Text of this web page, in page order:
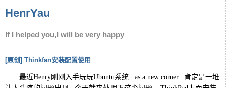
HenrYau
If I helped you,I will be very happy
[原创] Thinkfan安装配置使用
最近Henry刚刚入手玩玩Ubuntu系统...as a new comer...肯定是一堆